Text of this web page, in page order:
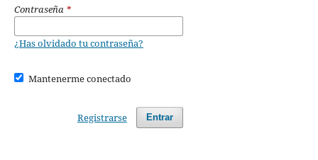
Contraseña *
¿Has olvidado tu contraseña?
Mantenerme conectado
Entrar
Registrarse